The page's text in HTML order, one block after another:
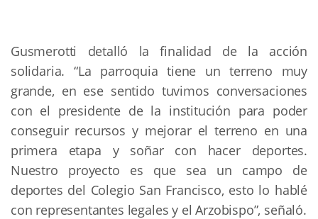
Gusmerotti detalló la finalidad de la acción
solidaria. “La parroquia tiene un terreno muy
grande, en ese sentido tuvimos conversaciones
con el presidente de la institución para poder
conseguir recursos y mejorar el terreno en una
primera etapa y soñar con hacer deportes.
Nuestro proyecto es que sea un campo de
deportes del Colegio San Francisco, esto lo hablé
con representantes legales y el Arzobispo”, señaló.